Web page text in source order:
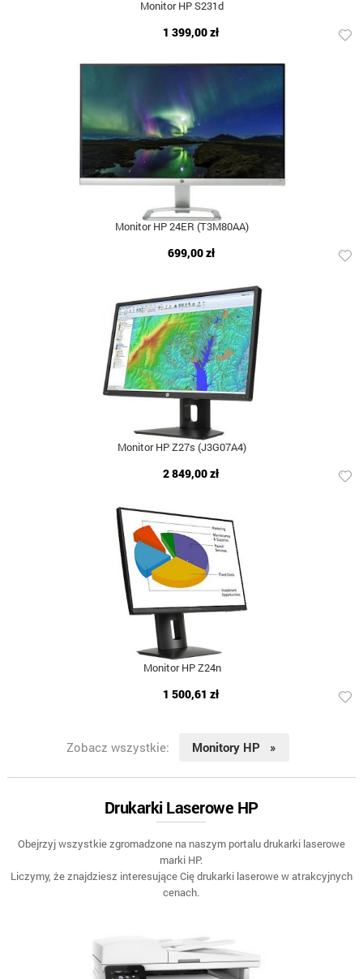
Monitor HP S231d
1 399,00 zł
Monitor HP 24ER (T3M80AA)
699,00 zł
Monitor HP Z27s (J3G07A4)
2 849,00 zł
Monitor HP Z24n
1 500,61 zł
Zobacz wszystkie: Monitory HP »
Drukarki Laserowe HP
Obejrzyj wszystkie zgromadzone na naszym portalu drukarki laserowe
marki HP.
Liczymy, że znajdziesz interesujące Cię drukarki laserowe w atrakcyjnych
cenach.